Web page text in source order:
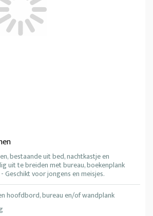
bestaande uit bed, nachtkastje en
uit te breiden met bureau, boekenplank
voor jongens en meisjes.
hoofdbord, bureau en/of wandplank